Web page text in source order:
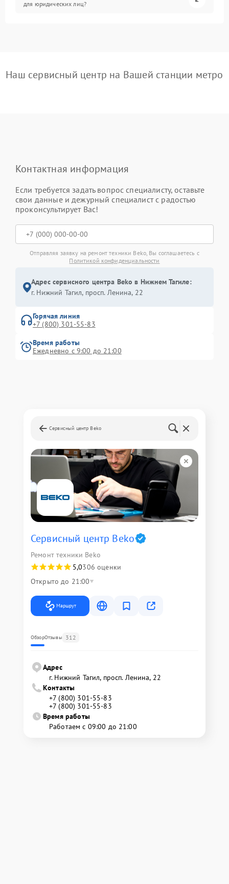
для юридических лиц?
Наш сервисный центр на Вашей станции метро
Контактная информация
Если требуется задать вопрос специалисту, оставьте
свои данные и дежурный специалист с радостью
проконсультирует Вас!
Отправляя заявку на ремонт техники Beko, Вы соглашаетесь с
Политикой конфиденциальности
Адрес сервисного центра Beko в Нижнем Тагиле:
г. Нижний Тагил, просп. Ленина, 22
Горячая линия
+7 (800) 301-55-83
Время работы
Ежедневно с 9:00 до 21:00
Сервисный центр Beko
Сервисный центр Beko
Ремонт техники Beko
5,0306 оценки
Открыто до 21:00
Маршрут
ОбзорОтзывы 312
Адрес
г. Нижний Тагил, просп. Ленина, 22
Контакты
+7 (800) 301-55-83
+7 (800) 301-55-83
Время работы
Работаем с 09:00 до 21:00